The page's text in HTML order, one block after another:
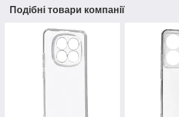
Подібні товари компанії